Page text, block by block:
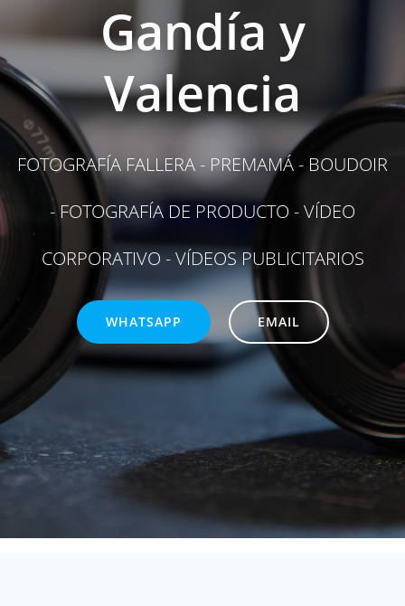
Gandía y
Valencia
FOTOGRAFÍA FALLERA - PREMAMÁ - BOUDOIR
- FOTOGRAFÍA DE PRODUCTO - VÍDEO
CORPORATIVO - VÍDEOS PUBLICITARIOS
WHATSAPP EMAIL